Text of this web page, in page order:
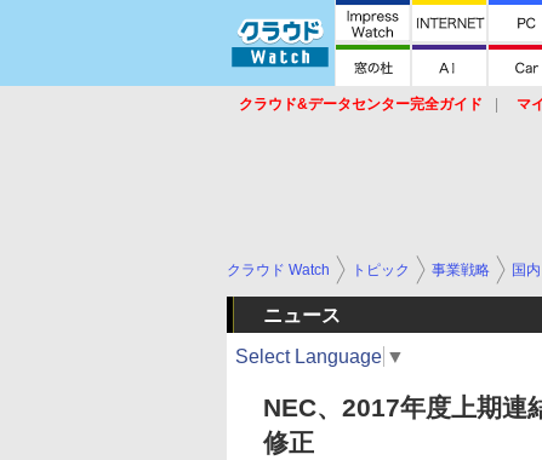
クラウド&データセンター完全ガイド マ
クラウド Watch トピック 事業戦略 国内
ニュース
Select Language ▼
NEC、2017年度上期
修正